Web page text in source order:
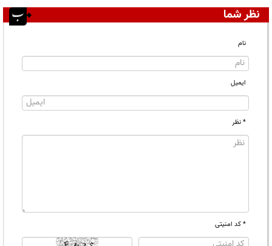
نظر شما
نام
ایمیل
* نظر
* کد امنیتی